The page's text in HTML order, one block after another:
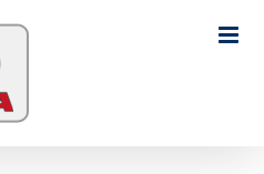
content
Search